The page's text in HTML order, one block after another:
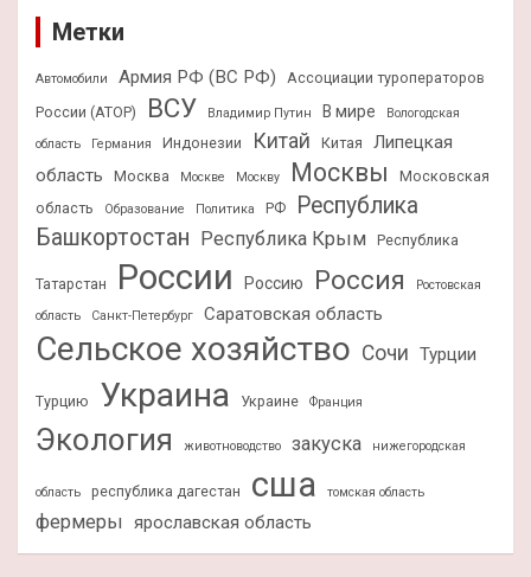
Метки
Автомобили Армия РФ (ВС РФ)
Ассоциации туроператоров
России (АТОР)
ВСУ Владимир Путин В мире
Вологодская
область
Германия Индонезии Китай Китая
Липецкая
область
Москва Москве Москву Москвы
Московская
область
Образование Политика РФ
Республика
Башкортостан Республика Крым Республика
Татарстан России Россию Россия
Ростовская
область
Санкт-Петербург Саратовская область
Сельское хозяйство Сочи Турции
Турцию Украина Украине Франция
Экология животноводство закуска нижегородская
область республика дагестан сша томская область
фермеры ярославская область